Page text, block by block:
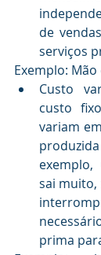
de
serviços
Exemplo:
Custo
custo
variam
sai muito,
prima